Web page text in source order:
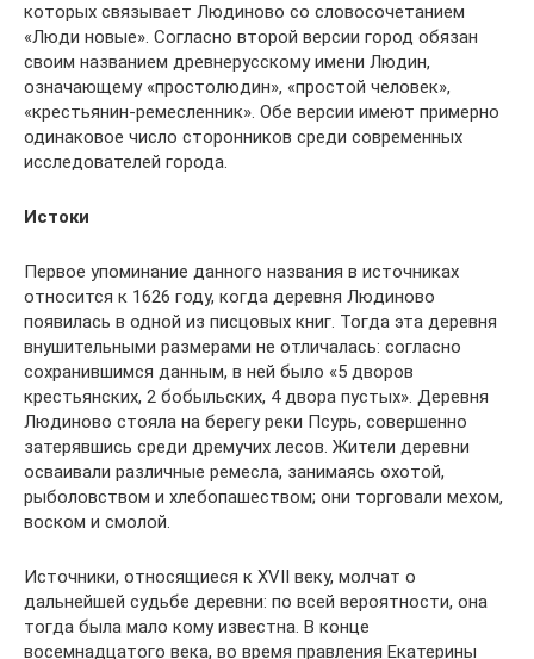
которых связывает Людиново со словосочетанием
«Люди новые». Согласно второй версии город обязан
своим названием древнерусскому имени Людин,
означающему «простолюдин», «простой человек»,
«крестьянин-ремесленник». Обе версии имеют примерно
одинаковое число сторонников среди современных
исследователей города.
Истоки
Первое упоминание данного названия в источниках
относится к 1626 году, когда деревня Людиново
появилась в одной из писцовых книг. Тогда эта деревня
внушительными размерами не отличалась: согласно
сохранившимся данным, в ней было «5 дворов
крестьянских, 2 бобыльских, 4 двора пустых». Деревня
Людиново стояла на берегу реки Псурь, совершенно
затерявшись среди дремучих лесов. Жители деревни
осваивали различные ремесла, занимаясь охотой,
рыболовством и хлебопашеством; они торговали мехом,
воском и смолой.
Источники, относящиеся к XVII веку, молчат о
дальнейшей судьбе деревни: по всей вероятности, она
тогда была мало кому известна. В конце
восемнадцатого века, во время правления Екатерины